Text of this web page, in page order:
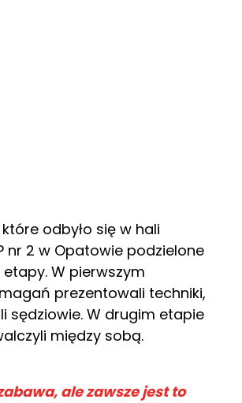
odbyło się w hali
nr 2 w Opatowie podzielone
etapy. W pierwszym
prezentowali techniki,
sędziowie. W drugim etapie
między sobą.
ale zawsze jest to